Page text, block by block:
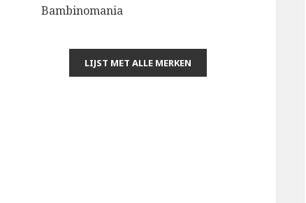
Bambinomania